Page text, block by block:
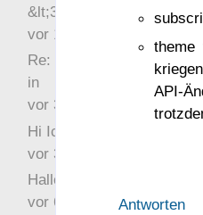
theme
API-
Antworten
&lt;3
vor 1 Jahr 48 Wochen
Re: Hi Ich bin völlig neu
in
vor 3 Jahre 33 Wochen
Hi Ich bin völlig neu in
vor 3 Jahre 45 Wochen
Hallo Ochrasylion
vor 6 Jahre 10 Wochen